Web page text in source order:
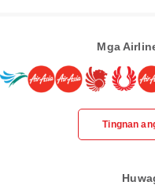
Mga
Tingnan